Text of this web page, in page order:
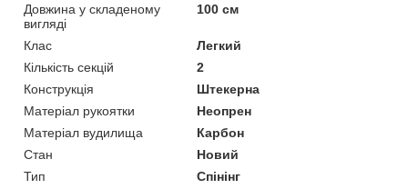
Довжина у складеному
вигляді
100 см
Клас
Легкий
Кількість секцій
2
Конструкція
Штекерна
Матеріал рукоятки
Неопрен
Матеріал вудилища
Карбон
Стан
Новий
Тип
Спінінг